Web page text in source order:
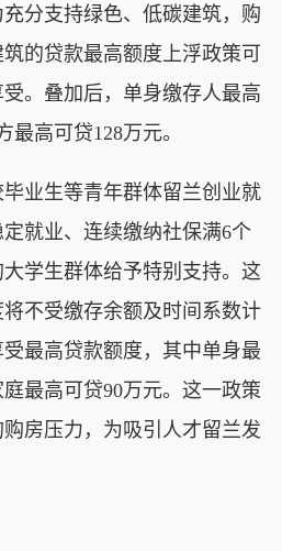
支持绿色、低碳建筑，购
的贷款最高额度上浮政策可
。叠加后，单身缴存人最高
最高可贷128万元。
生等青年群体留兰创业就
就业、连续缴纳社保满6个
学生群体给予特别支持。这
不受缴存余额及时间系数计
最高贷款额度，其中单身最
最高可贷90万元。这一政策
房压力，为吸引人才留兰发